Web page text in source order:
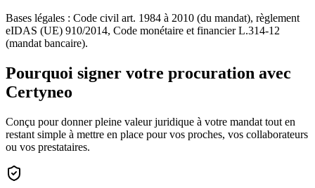
Bases légales : Code civil art. 1984 à 2010 (du mandat), règlement
eIDAS (UE) 910/2014, Code monétaire et financier L.314-12
(mandat bancaire).
Pourquoi signer votre procuration avec
Certyneo
Conçu pour donner pleine valeur juridique à votre mandat tout en
restant simple à mettre en place pour vos proches, vos collaborateurs
ou vos prestataires.